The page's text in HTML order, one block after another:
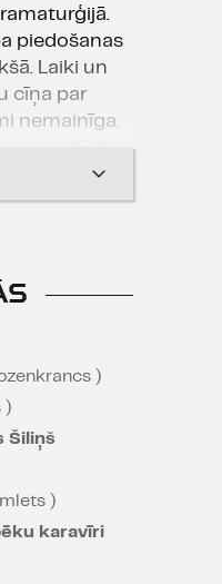
piedošanas
Laiki un
cīņa par
nemainīga.
šķīstīšanās?
visas
galā nosaka
"Hamlets"
un indivīda
un
Kurš
)
)
Šiliņš
)
karavīri